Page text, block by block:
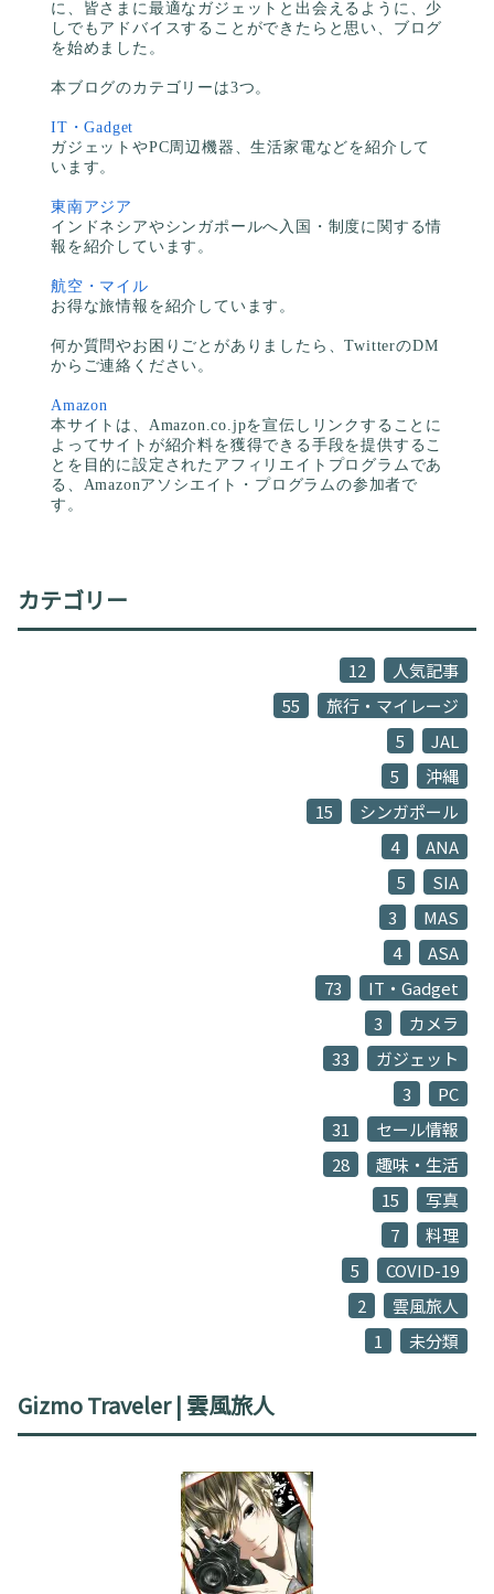
に、皆さまに最適なガジェットと出会えるように、少
しでもアドバイスすることができたらと思い、ブログ
を始めました。
本ブログのカテゴリーは3つ。
IT・Gadget
ガジェットやPC周辺機器、生活家電などを紹介して
います。
東南アジア
インドネシアやシンガポールへ入国・制度に関する情
報を紹介しています。
航空・マイル
お得な旅情報を紹介しています。
何か質問やお困りごとがありましたら、TwitterのDM
からご連絡ください。
Amazon
本サイトは、Amazon.co.jpを宣伝しリンクすることに
よってサイトが紹介料を獲得できる手段を提供するこ
とを目的に設定されたアフィリエイトプログラムであ
る、Amazonアソシエイト・プログラムの参加者で
す。
カテゴリー
人気記事
12
旅行・マイレージ
55
JAL
5
沖縄
5
シンガポール
15
ANA
4
SIA
5
MAS
3
ASA
4
IT・Gadget
73
カメラ
3
ガジェット
33
PC
3
セール情報
31
趣味・生活
28
写真
15
料理
7
COVID-19
5
雲風旅人
2
未分類
1
Gizmo Traveler | 雲風旅人